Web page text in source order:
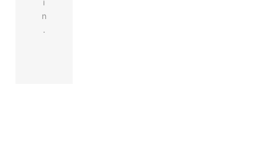
n
.